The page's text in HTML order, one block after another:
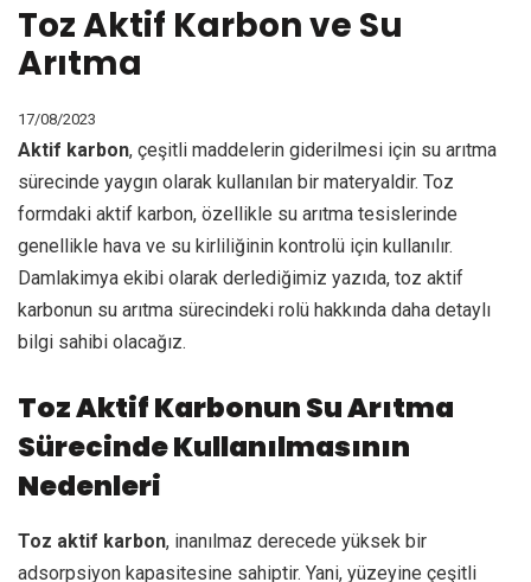
Toz Aktif Karbon ve Su
Arıtma
17/08/2023
Aktif karbon, çeşitli maddelerin giderilmesi için su arıtma
sürecinde yaygın olarak kullanılan bir materyaldir. Toz
formdaki aktif karbon, özellikle su arıtma tesislerinde
genellikle hava ve su kirliliğinin kontrolü için kullanılır.
Damlakimya ekibi olarak derlediğimiz yazıda, toz aktif
karbonun su arıtma sürecindeki rolü hakkında daha detaylı
bilgi sahibi olacağız.
Toz Aktif Karbonun Su Arıtma
Sürecinde Kullanılmasının
Nedenleri
Toz aktif karbon, inanılmaz derecede yüksek bir
adsorpsiyon kapasitesine sahiptir. Yani, yüzeyine çeşitli